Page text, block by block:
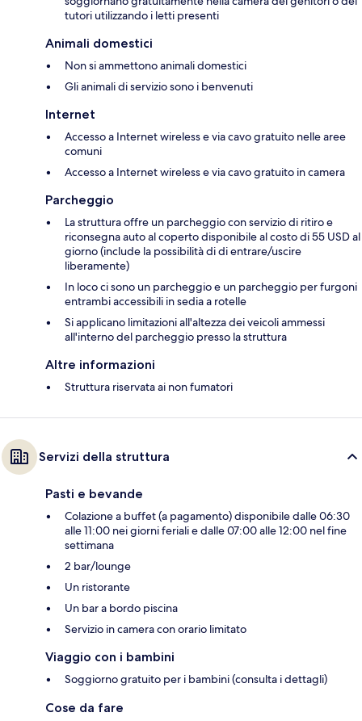
tutori utilizzando i letti presenti
Animali domestici
Non si ammettono animali domestici
Gli animali di servizio sono i benvenuti
Internet
Accesso a Internet wireless e via cavo gratuito nelle aree
comuni
Accesso a Internet wireless e via cavo gratuito in camera
Parcheggio
La struttura offre un parcheggio con servizio di ritiro e
riconsegna auto al coperto disponibile al costo di 55 USD al
giorno (include la possibilità di di entrare/uscire
liberamente)
In loco ci sono un parcheggio e un parcheggio per furgoni
entrambi accessibili in sedia a rotelle
Si applicano limitazioni all'altezza dei veicoli ammessi
all'interno del parcheggio presso la struttura
Altre informazioni
Struttura riservata ai non fumatori
Servizi della struttura
Pasti e bevande
Colazione a buffet (a pagamento) disponibile dalle 06:30
alle 11:00 nei giorni feriali e dalle 07:00 alle 12:00 nel fine
settimana
2 bar/lounge
Un ristorante
Un bar a bordo piscina
Servizio in camera con orario limitato
Viaggio con i bambini
Soggiorno gratuito per i bambini (consulta i dettagli)
Cose da fare